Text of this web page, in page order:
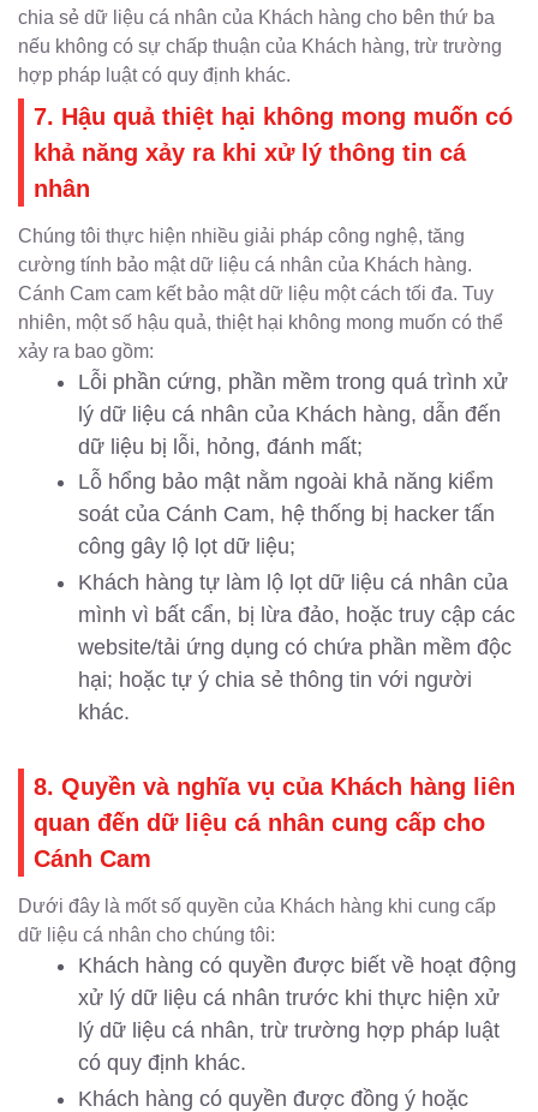
chia sẻ dữ liệu cá nhân của Khách hàng cho bên thứ ba
nếu không có sự chấp thuận của Khách hàng, trừ trường
hợp pháp luật có quy định khác.
7. Hậu quả thiệt hại không mong muốn có
khả năng xảy ra khi xử lý thông tin cá
nhân
Chúng tôi thực hiện nhiều giải pháp công nghệ, tăng
cường tính bảo mật dữ liệu cá nhân của Khách hàng.
Cánh Cam cam kết bảo mật dữ liệu một cách tối đa. Tuy
nhiên, một số hậu quả, thiệt hại không mong muốn có thể
xảy ra bao gồm:
Lỗi phần cứng, phần mềm trong quá trình xử
lý dữ liệu cá nhân của Khách hàng, dẫn đến
dữ liệu bị lỗi, hỏng, đánh mất;
Lỗ hổng bảo mật nằm ngoài khả năng kiểm
soát của Cánh Cam, hệ thống bị hacker tấn
công gây lộ lọt dữ liệu;
Khách hàng tự làm lộ lọt dữ liệu cá nhân của
mình vì bất cẩn, bị lừa đảo, hoặc truy cập các
website/tải ứng dụng có chứa phần mềm độc
hại; hoặc tự ý chia sẻ thông tin với người
khác.
8. Quyền và nghĩa vụ của Khách hàng liên
quan đến dữ liệu cá nhân cung cấp cho
Cánh Cam
Dưới đây là mốt số quyền của Khách hàng khi cung cấp
dữ liệu cá nhân cho chúng tôi:
Khách hàng có quyền được biết về hoạt động
xử lý dữ liệu cá nhân trước khi thực hiện xử
lý dữ liệu cá nhân, trừ trường hợp pháp luật
có quy định khác.
Khách hàng có quyền được đồng ý hoặc